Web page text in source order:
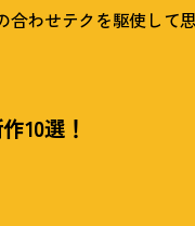
合わせテクを駆使して
10選 ！